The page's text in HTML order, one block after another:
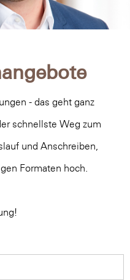
- das geht ganz
schnellste Weg zum
und Anschreiben,
Formaten hoch.